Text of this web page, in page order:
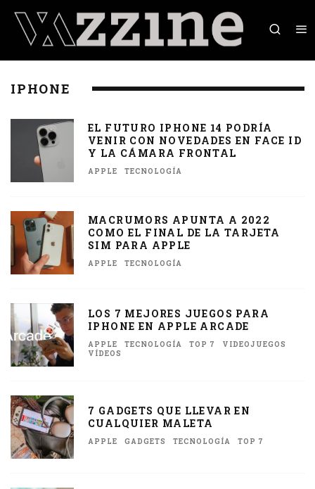
IPHONE
EL FUTURO IPHONE 14 PODRÍA
VENIR CON NOVEDADES EN FACE ID
Y LA CÁMARA FRONTAL
APPLE TECNOLOGÍA
MACRUMORS APUNTA A 2022
COMO EL FINAL DE LA TARJETA
SIM PARA APPLE
APPLE TECNOLOGÍA
LOS 7 MEJORES JUEGOS PARA
IPHONE EN APPLE ARCADE
APPLE TECNOLOGÍA TOP 7
VIDEOJUEGOS
VÍDEOS
7 GADGETS QUE LLEVAR EN
CUALQUIER MALETA
APPLE GADGETS TECNOLOGÍA TOP 7